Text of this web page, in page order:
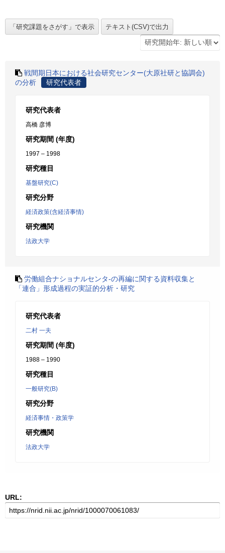
戦間期日本における社会研究センター(大原社研と協調会)
の分析
研究代表者
研究代表者
高橋 彦博
研究期間 (年度)
1997 – 1998
研究種目
基盤研究(C)
研究分野
経済政策(含経済事情)
研究機関
法政大学
労働組合ナショナルセンタ-の再編に関する資料収集と
「連合」形成過程の実証的分析・研究
研究代表者
二村 一夫
研究期間 (年度)
1988 – 1990
研究種目
一般研究(B)
研究分野
経済事情・政策学
研究機関
法政大学
URL: